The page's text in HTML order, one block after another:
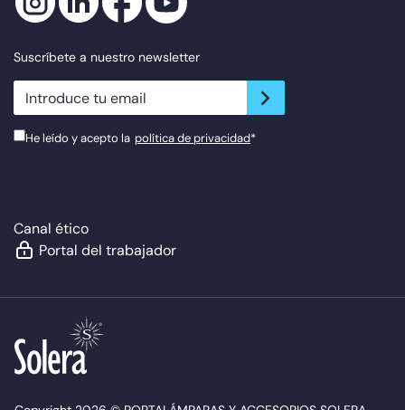
Suscríbete a nuestro newsletter
newsletter.suscribe
He leído y acepto la política de privacidad*
Canal ético
Portal del trabajador